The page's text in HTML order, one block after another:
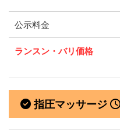
公示料金
ランスン・バリ価格
指圧マッサージ